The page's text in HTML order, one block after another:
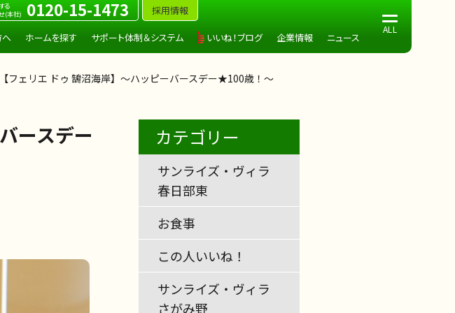
る
(本社)
0120-15-1473 採用情報
へ ホームを探す サポート体制＆システム いいね！ブログ 企業情報 ニュース
【フェリエ ドゥ 鵠沼海岸】～ハッピーバースデー★100歳！～
ースデー
カテゴリー
サンライズ・ヴィラ
春日部東
お食事
この人いいね！
サンライズ・ヴィラ
さがみ野